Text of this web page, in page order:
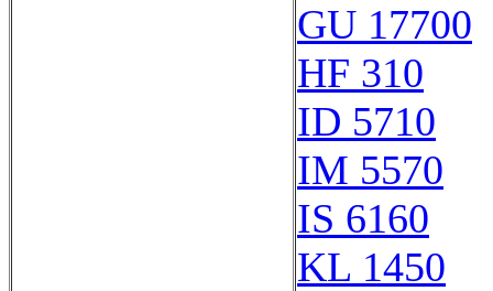
GU 17700
HF 310
ID 5710
IM 5570
IS 6160
KL 1450